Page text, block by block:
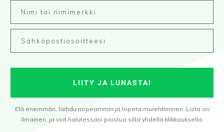
LIITY JA LUNASTA!
Elä enemmän, laihdu nopeammin ja lopeta murehtiminen. Lista on
ilmainen, ja voit halutessasi poistua siltä yhdellä klikkauksella.